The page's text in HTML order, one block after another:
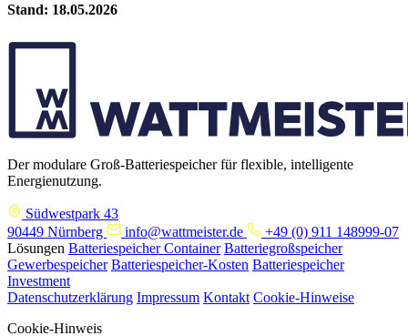
Stand: 18.05.2026
Der modulare Groß-Batteriespeicher für flexible, intelligente
Energienutzung.
Südwestpark 43
90449 Nürnberg
info@wattmeister.de
+49 (0) 911 148999-07
Lösungen Batteriespeicher Container Batteriegroßspeicher
Gewerbespeicher Batteriespeicher-Kosten Batteriespeicher
Investment
Datenschutzerklärung Impressum Kontakt Cookie-Hinweise
Cookie-Hinweis